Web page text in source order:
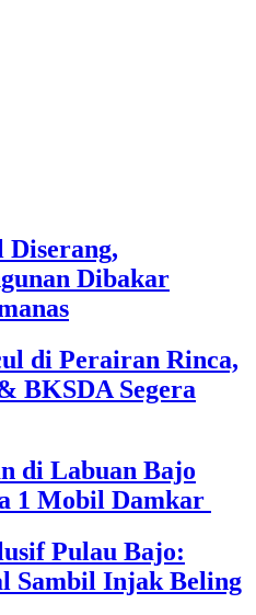
Diserang,
Dibakar
di Perairan Rinca,
BKSDA Segera
di Labuan Bajo
1 Mobil Damkar
Pulau Bajo:
Sambil Injak Beling